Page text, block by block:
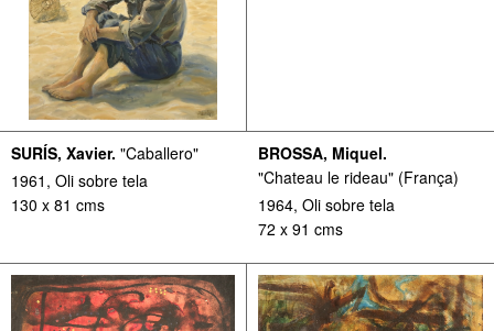
SURÍS, Xavier. "Caballero"
1961, Oli sobre tela
130 x 81 cms
BROSSA, Miquel.
"Chateau le rideau" (França)
1964, Oli sobre tela
72 x 91 cms